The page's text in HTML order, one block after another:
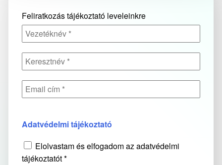
Feliratkozás tájékoztató leveleinkre
Adatvédelmi tájékoztató
Elolvastam és elfogadom az adatvédelmi
tájékoztatót *